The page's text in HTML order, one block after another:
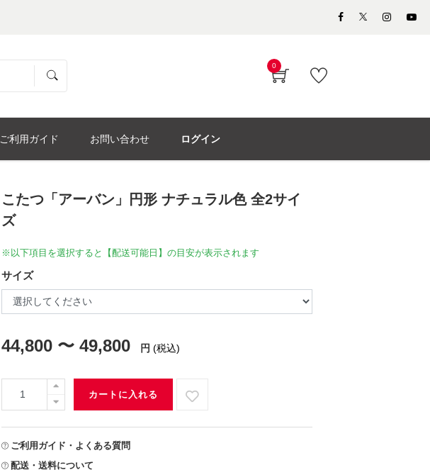
0
ご利用ガイド お問い合わせ ログイン
こたつ「アーバン」円形 ナチュラル色 全2サイ
ズ
※以下項目を選択すると【配送可能日】の目安が表示されます
サイズ
44,800 〜 49,800 円 (税込)
カートに入れる
ご利用ガイド・よくある質問
配送・送料について